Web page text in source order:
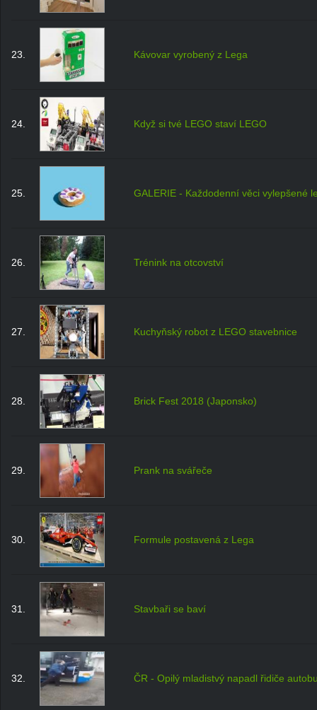
23. Kávovar vyrobený z Lega
24. Když si tvé LEGO staví LEGO
25. GALERIE - Každodenní věci vylepšené
26. Trénink na otcovství
27. Kuchyňský robot z LEGO stavebnice
28. Brick Fest 2018 (Japonsko)
29. Prank na svářeče
30. Formule postavená z Lega
31. Stavbaři se baví
32. ČR - Opilý mladistvý napadl řidiče